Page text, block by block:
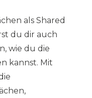
als Shared
du dir auch
wie du die
kannst. Mit